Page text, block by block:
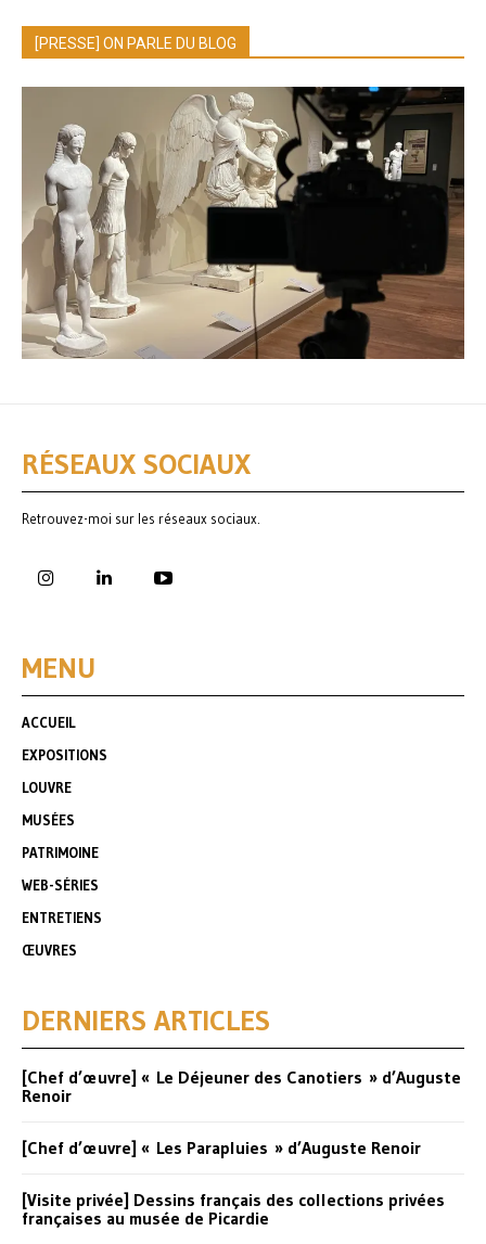
[PRESSE] ON PARLE DU BLOG
RÉSEAUX SOCIAUX
Retrouvez-moi sur les réseaux sociaux.
MENU
ACCUEIL
EXPOSITIONS
LOUVRE
MUSÉES
PATRIMOINE
WEB-SÉRIES
ENTRETIENS
ŒUVRES
DERNIERS ARTICLES
[Chef d’œuvre] « Le Déjeuner des Canotiers » d’Auguste
Renoir
[Chef d’œuvre] « Les Parapluies » d’Auguste Renoir
[Visite privée] Dessins français des collections privées
françaises au musée de Picardie